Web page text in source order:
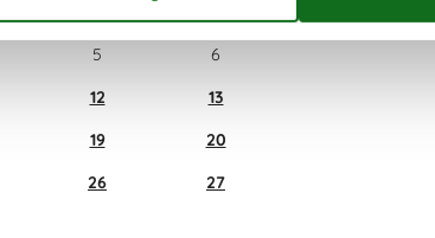
5
6
12
13
19
20
26
27